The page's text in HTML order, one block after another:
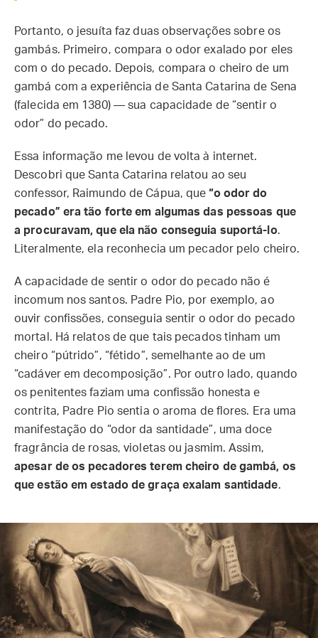
Portanto, o jesuíta faz duas observações sobre os
gambás. Primeiro, compara o odor exalado por eles
com o do pecado. Depois, compara o cheiro de um
gambá com a experiência de Santa Catarina de Sena
(falecida em 1380) — sua capacidade de “sentir o
odor” do pecado.
Essa informação me levou de volta à internet.
Descobri que Santa Catarina relatou ao seu
confessor, Raimundo de Cápua, que“o odor do
pecado” era tão forte em algumas das pessoas que
a procuravam, que ela não conseguia suportá-lo.
Literalmente, ela reconhecia um pecador pelo cheiro.
A capacidade de sentir o odor do pecado não é
incomum nos santos. Padre Pio, por exemplo, ao
ouvir confissões, conseguia sentir o odor do pecado
mortal. Há relatos de que tais pecados tinham um
cheiro “pútrido”, “fétido”, semelhante ao de um
“cadáver em decomposição”. Por outro lado, quando
os penitentes faziam uma confissão honesta e
contrita, Padre Pio sentia o aroma de flores. Era uma
manifestação do “odor da santidade”, uma doce
fragrância de rosas, violetas ou jasmim. Assim,
apesar de os pecadores terem cheiro de gambá, os
que estão em estado de graça exalam santidade.